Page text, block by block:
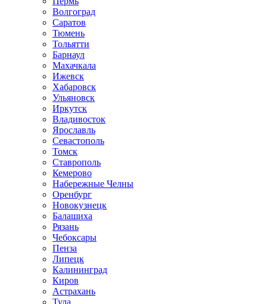
Волгоград
Саратов
Тюмень
Тольятти
Барнаул
Махачкала
Ижевск
Хабаровск
Ульяновск
Иркутск
Владивосток
Ярославль
Севастополь
Томск
Ставрополь
Кемерово
Набережные Челны
Оренбург
Новокузнецк
Балашиха
Рязань
Чебоксары
Пенза
Липецк
Калининград
Киров
Астрахань
Тула